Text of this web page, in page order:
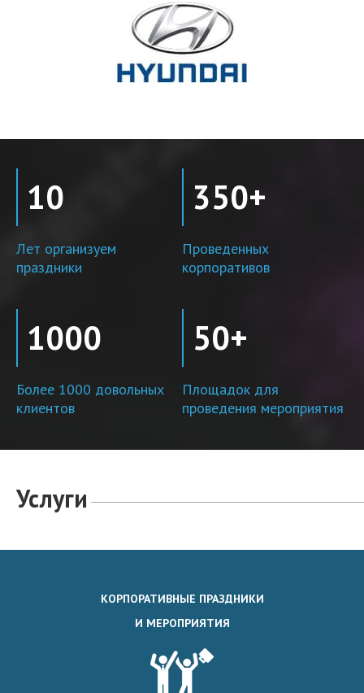
10
Лет организуем
праздники
350+
Проведенных
корпоративов
1000
Более 1000 довольных
клиентов
50+
Площадок для
проведения мероприятия
Услуги
КОРПОРАТИВНЫЕ ПРАЗДНИКИ
И МЕРОПРИЯТИЯ